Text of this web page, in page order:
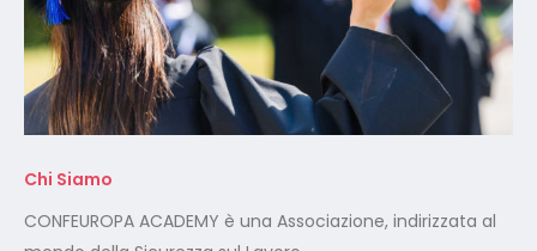
CONFEUROPA ACADEMY è una Associazione, indirizzata al
mondo della Sicurezza sul Lavoro.
Nasce con l’obbiettivo di promozione, attuazione e
coordinamento su scala Nazionale e Regionale delle
riqualificazione professionale in svariati settori lavorativi.